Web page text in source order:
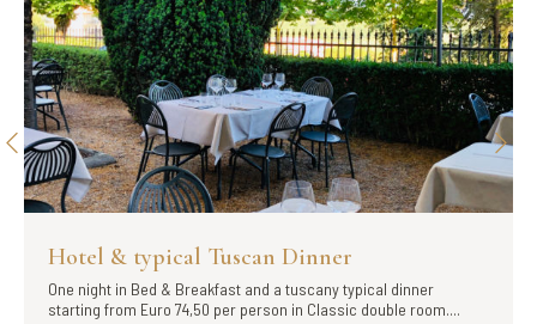
Hotel & typical Tuscan Dinner
One night in Bed & Breakfast and a tuscany typical dinner
starting from Euro 74,50 per person in Classic double room....